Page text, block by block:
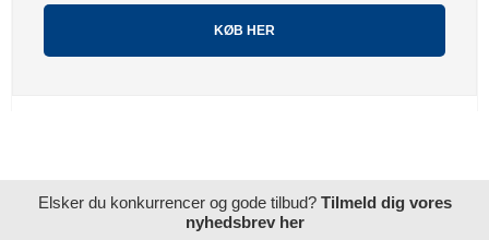
KØB HER
Elsker du konkurrencer og gode tilbud? Tilmeld dig vores
nyhedsbrev her